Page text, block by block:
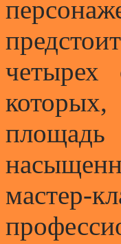
четырех
которых,